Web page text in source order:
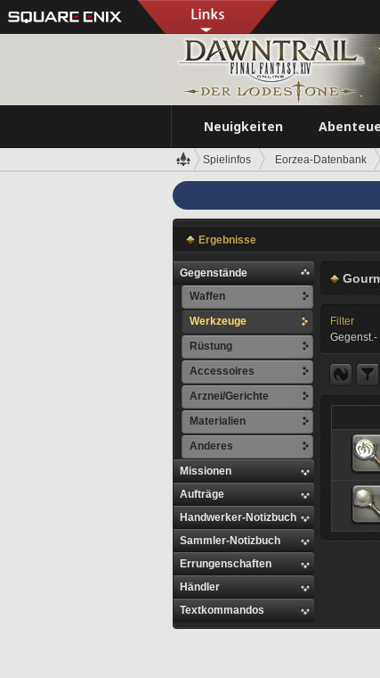
Neuigkeiten
Spielinfos Eorzea-Datenbank
Ergebnisse
Gegenstände
Waffen
Werkzeuge
Rüstung
Accessoires
Arznei/Gerichte
Materialien
Anderes
Missionen
Aufträge
Handwerker-Notizbuch
Sammler-Notizbuch
Errungenschaften
Händler
Textkommandos
Filter
Gegenst.-